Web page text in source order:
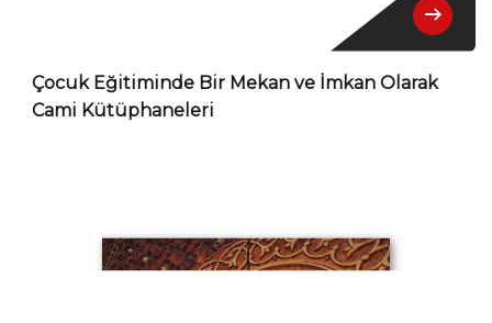
Çocuk Eğitiminde Bir Mekan ve İmkan Olarak
Cami Kütüphaneleri